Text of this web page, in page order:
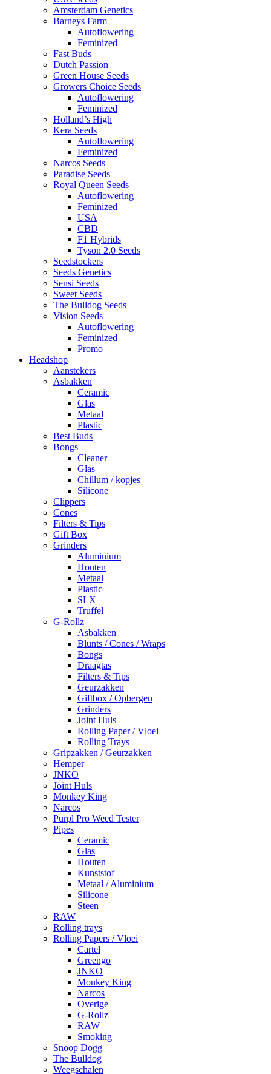
Amsterdam Genetics
Barneys Farm
Autoflowering
Feminized
Fast Buds
Dutch Passion
Green House Seeds
Growers Choice Seeds
Autoflowering
Feminized
Holland’s High
Kera Seeds
Autoflowering
Feminized
Narcos Seeds
Paradise Seeds
Royal Queen Seeds
Autoflowering
Feminized
USA
CBD
F1 Hybrids
Tyson 2.0 Seeds
Seedstockers
Seeds Genetics
Sensi Seeds
Sweet Seeds
The Bulldog Seeds
Vision Seeds
Autoflowering
Feminized
Promo
Headshop
Aanstekers
Asbakken
Ceramic
Glas
Metaal
Plastic
Best Buds
Bongs
Cleaner
Glas
Chillum / kopjes
Silicone
Clippers
Cones
Filters & Tips
Gift Box
Grinders
Aluminium
Houten
Metaal
Plastic
SLX
Truffel
G-Rollz
Asbakken
Blunts / Cones / Wraps
Bongs
Draagtas
Filters & Tips
Geurzakken
Giftbox / Opbergen
Grinders
Joint Huls
Rolling Paper / Vloei
Rolling Trays
Gripzakken / Geurzakken
Hemper
JNKO
Joint Huls
Monkey King
Narcos
Purpl Pro Weed Tester
Pipes
Ceramic
Glas
Houten
Kunststof
Metaal / Aluminium
Silicone
Steen
RAW
Rolling trays
Rolling Papers / Vloei
Cartel
Greengo
JNKO
Monkey King
Narcos
Overige
G-Rollz
RAW
Smoking
Snoop Dogg
The Bulldog
Weegschalen